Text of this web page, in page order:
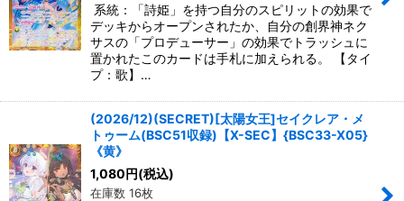
系統：「詩姫」を持つ自分のスピリットの効果で
デッキからオープンされたか、自分の創界神ネク
サスの「プロデューサー」の効果でトラッシュに
置かれたこのカードは手札に加えられる。 【タイ
プ：歌】…
(2026/12)(SECRET)[太陽女王]セイクレア・メ
トゥーム(BSC51収録)【X-SEC】{BSC33-X05}
《黄》
1,080円(税込)
在庫数 16枚